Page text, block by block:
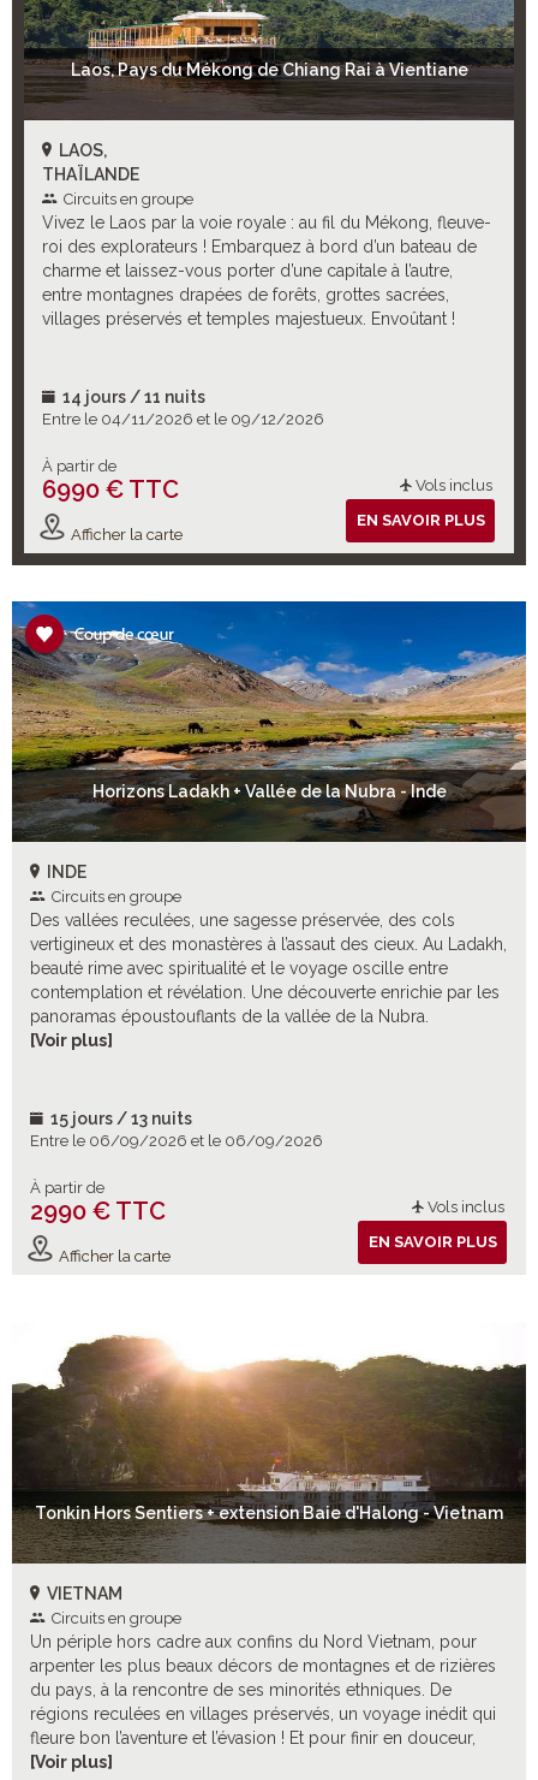
Laos, Pays du Mékong de Chiang Rai à Vientiane
LAOS,
THAÏLANDE
Circuits en groupe
Vivez le Laos par la voie royale : au fil du Mékong, fleuve-
roi des explorateurs ! Embarquez à bord d’un bateau de
charme et laissez-vous porter d’une capitale à l’autre,
entre montagnes drapées de forêts, grottes sacrées,
villages préservés et temples majestueux. Envoûtant !
14 jours / 11 nuits
Entre le 04/11/2026 et le 09/12/2026
À partir de
6990 € TTC Vols inclus
Afficher la carte
EN SAVOIR PLUS
Horizons Ladakh + Vallée de la Nubra - Inde
INDE
Circuits en groupe
Des vallées reculées, une sagesse préservée, des cols
vertigineux et des monastères à l’assaut des cieux. Au Ladakh,
beauté rime avec spiritualité et le voyage oscille entre
contemplation et révélation. Une découverte enrichie par les
panoramas époustouflants de la vallée de la Nubra.
Embarquement pour l’aventure, au cœur du petit Tibet indien
[Voir plus]
15 jours / 13 nuits
Entre le 06/09/2026 et le 06/09/2026
À partir de
2990 € TTC Vols inclus
Afficher la carte
EN SAVOIR PLUS
Tonkin Hors Sentiers + extension Baie d'Halong - Vietnam
VIETNAM
Circuits en groupe
Un périple hors cadre aux confins du Nord Vietnam, pour
arpenter les plus beaux décors de montagnes et de rizières
du pays, à la rencontre de ses minorités ethniques. De
régions reculées en villages préservés, un voyage inédit qui
fleure bon l’aventure et l’évasion ! Et pour finir en douceur,
direction Halong pour un tête-à-tête romantique avec l’un
[Voir plus]